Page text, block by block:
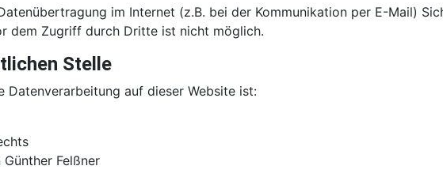
im Internet (z.B. bei der Kommunikation per E-Mail)
dem Zugriff durch Dritte ist nicht möglich.
Stelle
auf dieser Website ist:
Felßner